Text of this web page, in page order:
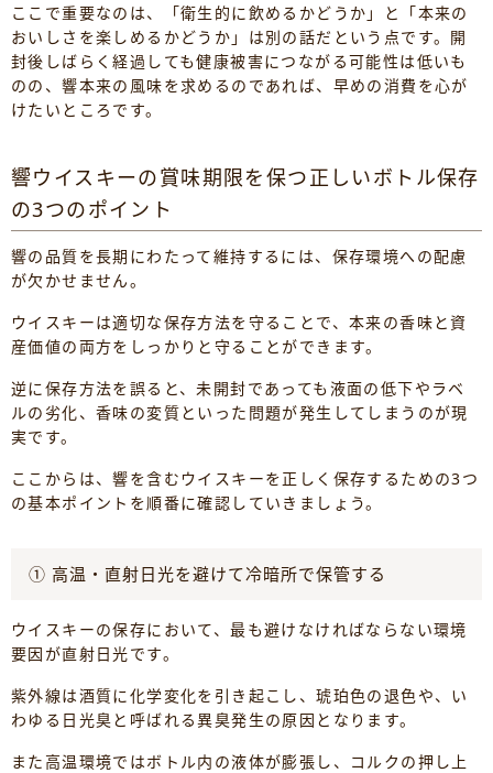
ここで重要なのは、「衛生的に飲めるかどうか」と「本来の
おいしさを楽しめるかどうか」は別の話だという点です。開
封後しばらく経過しても健康被害につながる可能性は低いも
のの、響本来の風味を求めるのであれば、早めの消費を心が
けたいところです。
響ウイスキーの賞味期限を保つ正しいボトル保存
の3つのポイント
響の品質を長期にわたって維持するには、保存環境への配慮
が欠かせません。
ウイスキーは適切な保存方法を守ることで、本来の香味と資
産価値の両方をしっかりと守ることができます。
逆に保存方法を誤ると、未開封であっても液面の低下やラベ
ルの劣化、香味の変質といった問題が発生してしまうのが現
実です。
ここからは、響を含むウイスキーを正しく保存するための3つ
の基本ポイントを順番に確認していきましょう。
① 高温・直射日光を避けて冷暗所で保管する
ウイスキーの保存において、最も避けなければならない環境
要因が直射日光です。
紫外線は酒質に化学変化を引き起こし、琥珀色の退色や、い
わゆる日光臭と呼ばれる異臭発生の原因となります。
また高温環境ではボトル内の液体が膨張し、コルクの押し上